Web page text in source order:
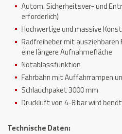
Autom. Sicherheitsver- und
erforderlich)
Hochwertige und massive
Radfreiheber mit
eine längere Aufnahmefläche
Notablassfunktion
Fahrbahn mit Auffahrrampen
Schlauchpaket 3000 mm
Druckluft von 4-8 bar wird
Technische Daten: